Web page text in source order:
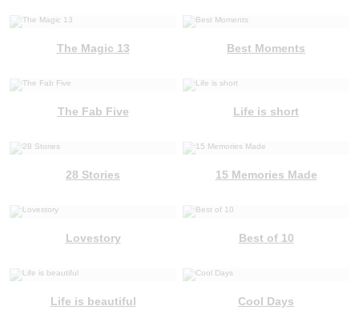
The Magic 13 Best Moments
The Fab Five Life is short
28 Stories 15 Memories Made
Lovestory Best of 10
Life is beautiful Cool Days